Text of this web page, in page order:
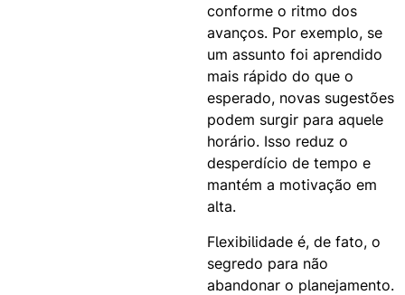
conforme o ritmo dos
avanços. Por exemplo, se
um assunto foi aprendido
mais rápido do que o
esperado, novas sugestões
podem surgir para aquele
horário. Isso reduz o
desperdício de tempo e
mantém a motivação em
alta.
Flexibilidade é, de fato, o
segredo para não
abandonar o planejamento.